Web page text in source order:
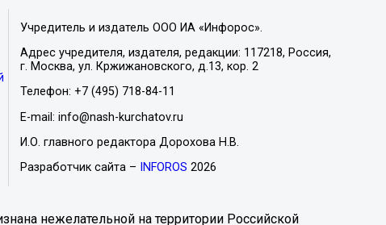
Учредитель и издатель ООО ИА «Инфорос».
Адрес учредителя, издателя, редакции: 117218, Россия,
г. Москва, ул. Кржижановского, д.13, кор. 2
Телефон: +7 (495) 718-84-11
E-mail: info@nash-kurchatov.ru
И.О. главного редактора Дорохова Н.В.
Разработчик сайта – INFOROS 2026
нежелательной на территории Российской